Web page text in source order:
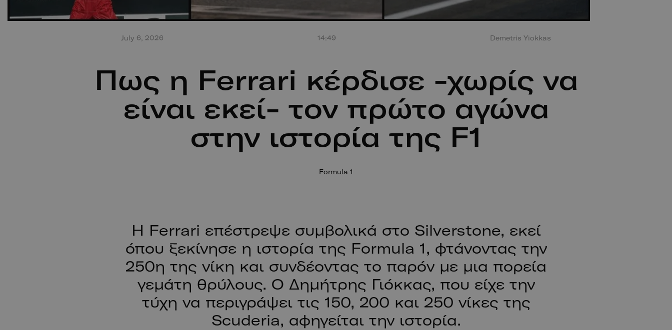
July 6, 2026 14:49 Demetris Yiokkas
Πως η Ferrari κέρδισε -χωρίς να
είναι εκεί- τον πρώτο αγώνα
στην ιστορία της F1
Formula 1
Η Ferrari επέστρεψε συμβολικά στο Silverstone, εκεί
όπου ξεκίνησε η ιστορία της Formula 1, φτάνοντας την
250η της νίκη και συνδέοντας το παρόν με μια πορεία
γεμάτη θρύλους. Ο Δημήτρης Γιόκκας, που είχε την
τύχη να περιγράψει τις 150, 200 και 250 νίκες της
Scuderia, αφηγείται την ιστορία.